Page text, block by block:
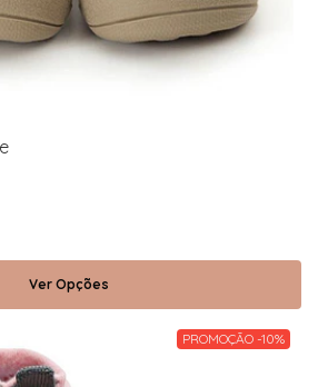
Ver Opções
PROMOÇÃO -10%